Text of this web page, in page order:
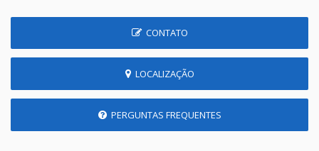
CONTATO
LOCALIZAÇÃO
PERGUNTAS FREQUENTES